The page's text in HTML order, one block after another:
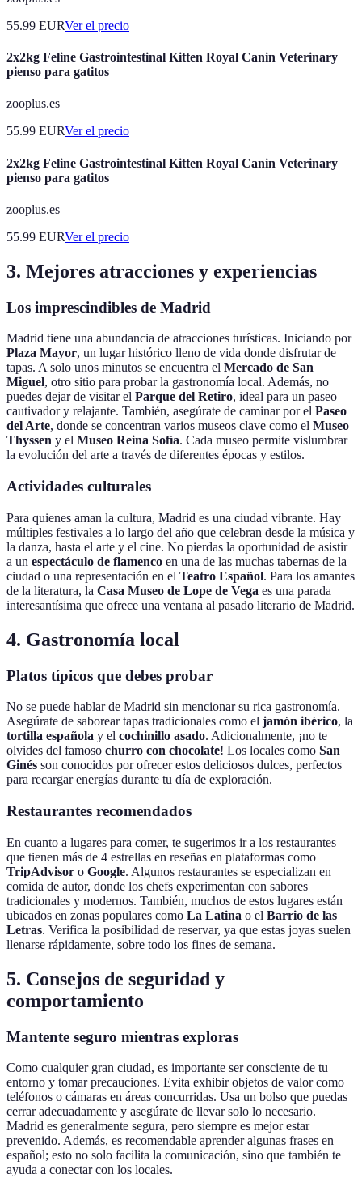
55.99 EURVer el precio
2x2kg Feline Gastrointestinal Kitten Royal Canin Veterinary
pienso para gatitos
zooplus.es
55.99 EURVer el precio
2x2kg Feline Gastrointestinal Kitten Royal Canin Veterinary
pienso para gatitos
zooplus.es
55.99 EURVer el precio
3. Mejores atracciones y experiencias
Los imprescindibles de Madrid
Madrid tiene una abundancia de atracciones turísticas. Iniciando por
Plaza Mayor, un lugar histórico lleno de vida donde disfrutar de
tapas. A solo unos minutos se encuentra el Mercado de San
Miguel, otro sitio para probar la gastronomía local. Además, no
puedes dejar de visitar el Parque del Retiro, ideal para un paseo
cautivador y relajante. También, asegúrate de caminar por el Paseo
del Arte, donde se concentran varios museos clave como el Museo
Thyssen y el Museo Reina Sofía. Cada museo permite vislumbrar
la evolución del arte a través de diferentes épocas y estilos.
Actividades culturales
Para quienes aman la cultura, Madrid es una ciudad vibrante. Hay
múltiples festivales a lo largo del año que celebran desde la música y
la danza, hasta el arte y el cine. No pierdas la oportunidad de asistir
a un espectáculo de flamenco en una de las muchas tabernas de la
ciudad o una representación en el Teatro Español. Para los amantes
de la literatura, la Casa Museo de Lope de Vega es una parada
interesantísima que ofrece una ventana al pasado literario de Madrid.
4. Gastronomía local
Platos típicos que debes probar
No se puede hablar de Madrid sin mencionar su rica gastronomía.
Asegúrate de saborear tapas tradicionales como el jamón ibérico, la
tortilla española y el cochinillo asado. Adicionalmente, ¡no te
olvides del famoso churro con chocolate! Los locales como San
Ginés son conocidos por ofrecer estos deliciosos dulces, perfectos
para recargar energías durante tu día de exploración.
Restaurantes recomendados
En cuanto a lugares para comer, te sugerimos ir a los restaurantes
que tienen más de 4 estrellas en reseñas en plataformas como
TripAdvisor o Google. Algunos restaurantes se especializan en
comida de autor, donde los chefs experimentan con sabores
tradicionales y modernos. También, muchos de estos lugares están
ubicados en zonas populares como La Latina o el Barrio de las
Letras. Verifica la posibilidad de reservar, ya que estas joyas suelen
llenarse rápidamente, sobre todo los fines de semana.
5. Consejos de seguridad y
comportamiento
Mantente seguro mientras exploras
Como cualquier gran ciudad, es importante ser consciente de tu
entorno y tomar precauciones. Evita exhibir objetos de valor como
teléfonos o cámaras en áreas concurridas. Usa un bolso que puedas
cerrar adecuadamente y asegúrate de llevar solo lo necesario.
Madrid es generalmente segura, pero siempre es mejor estar
prevenido. Además, es recomendable aprender algunas frases en
español; esto no solo facilita la comunicación, sino que también te
ayuda a conectar con los locales.